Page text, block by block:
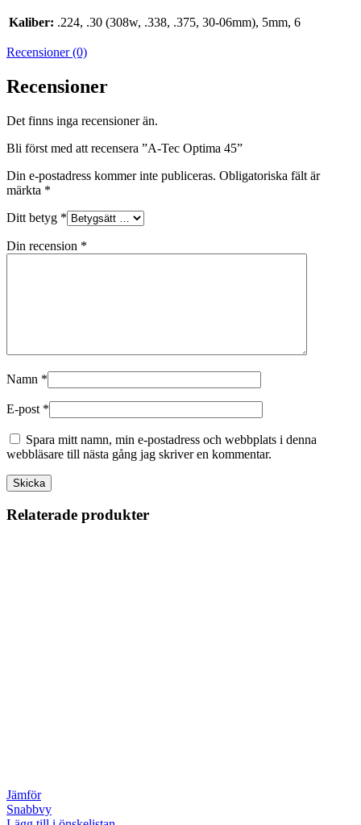
Kaliber: .224, .30 (308w, .338, .375, 30-06mm), 5mm, 6
Recensioner (0)
Recensioner
Det finns inga recensioner än.
Bli först med att recensera ”A-Tec Optima 45”
Din e-postadress kommer inte publiceras. Obligatoriska fält är
märkta *
Ditt betyg *
Din recension *
Namn *
E-post *
Spara mitt namn, min e-postadress och webbplats i denna
webbläsare till nästa gång jag skriver en kommentar.
Relaterade produkter
Jämför
Snabbvy